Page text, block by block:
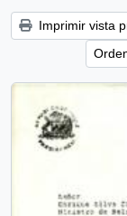
Imprimir vista